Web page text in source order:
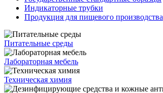
Индикаторные трубки
Продукция для пищевого производства
Питательные среды
Лабораторная мебель
Техническая химия